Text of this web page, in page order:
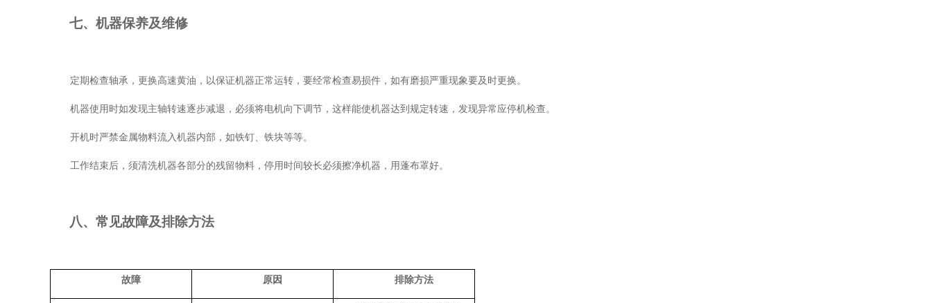
七、机器保养及维修
定期检查轴承，更换高速黄油，以保证机器正常运转，要经常检查易损件，如有磨损严重现象要及时更换。
机器使用时如发现主轴转速逐步减退，必须将电机向下调节，这样能使机器达到规定转速，发现异常应停机检查。
开机时严禁金属物料流入机器内部，如铁钉、铁块等等。
工作结束后，须清洗机器各部分的残留物料，停用时间较长必须擦净机器，用蓬布罩好。
八、常见故障及排除方法
故障 原因 排除方法